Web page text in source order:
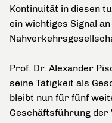
Kontinuität in diesen
ein wichtiges Signal
Prof. Dr. Alexander
seine Tätigkeit als
bleibt nun für fünf
Geschäftsführung